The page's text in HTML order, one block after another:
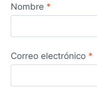
Nombre *
Correo electrónico *